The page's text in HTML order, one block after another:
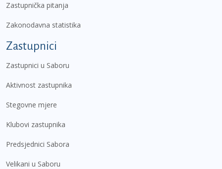
Zastupnička pitanja
Zakonodavna statistika
Zastupnici
Zastupnici u Saboru
Aktivnost zastupnika
Stegovne mjere
Klubovi zastupnika
Predsjednici Sabora
Velikani u Saboru